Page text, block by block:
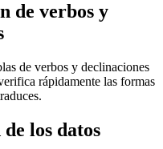
de verbos y
de verbos y declinaciones
rápidamente las formas
los datos